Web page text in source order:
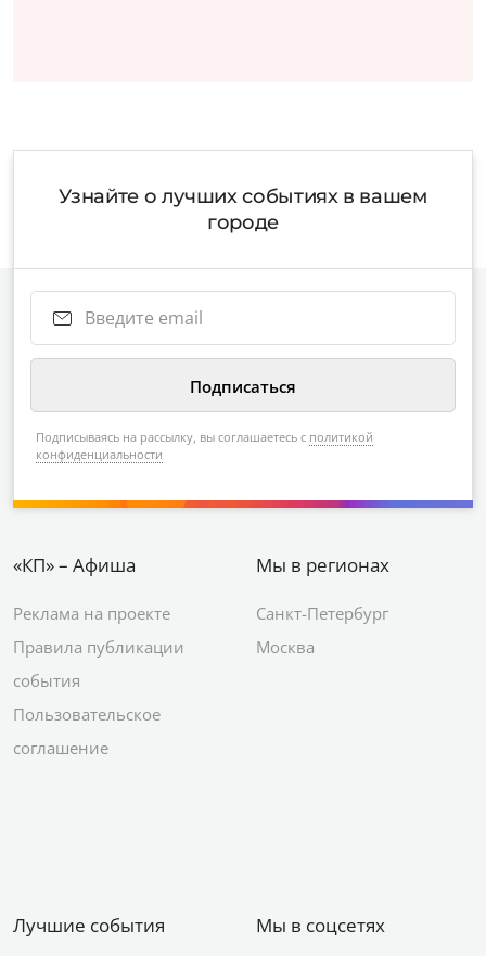
Узнайте о лучших событиях в вашем
городе
Подписываясь на рассылку, вы соглашаетесь с политикой
конфиденциальности
«КП» – Афиша
Реклама на проекте
Правила публикации
события
Пользовательское
соглашение
Мы в регионах
Санкт-Петербург
Москва
Лучшие события Мы в соцсетях